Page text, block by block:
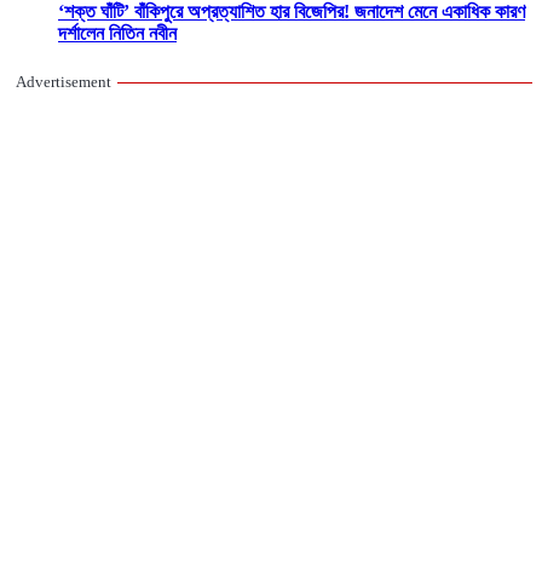
‘শক্ত ঘাঁটি’ বাঁকিপুরে অপ্রত্যাশিত হার বিজেপির! জনাদেশ মেনে একাধিক কারণ
দর্শালেন নিতিন নবীন
Advertisement